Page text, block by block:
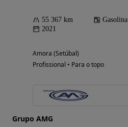
55 367 km Gasolina
2021
Amora (Setúbal)
Profissional • Para o topo
Grupo AMG